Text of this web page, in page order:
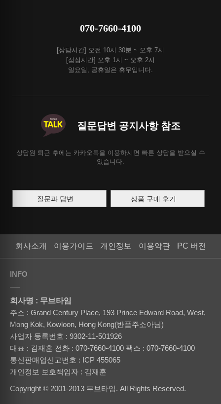
070-7660-4100
[상담시간] 오전 10시 30분 ~ 오후 7시
[점심시간] 오후 1시 ~ 오후 2시
일요일, 공휴일은 휴무입니다.
질문답변 공지사항 참조
상담원 퇴근 후에는 카카오톡을 이용하시면 빠른 상담을 받으실 수
있습니다.
질문과 답변 상품 구매 후기
회사소개 이용가이드 개인정보 이용약관 PC 버전
INFO
회사명 : 무브타임
주소 : Grand Century Place, 193 Prince Edward Road, West,
Mong Kok, Kowloon, Hong Kong(반품주소아님)
사업자 등록번호 : 9302-11-501926
대표 : 김재훈 전화 : 070-7660-4100 팩스 : 070-7660-4100
통신판매업신고번호 : ICP 455065
개인정보 보호책임자 : 김재훈
Copyright © 2001-2013 무브타임. All Rights Reserved.